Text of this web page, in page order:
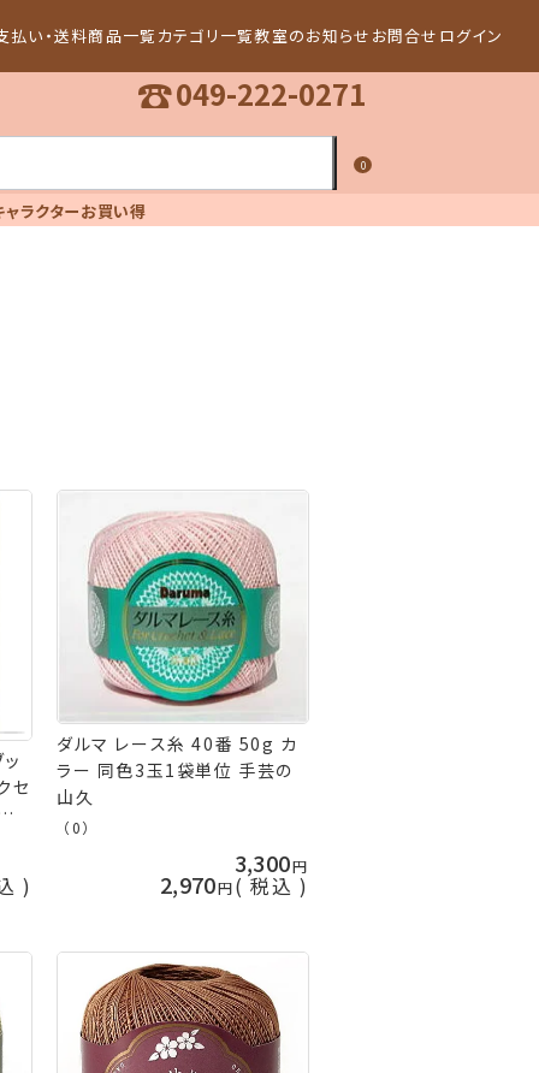
払い・送料商品一覧 カテゴリ一覧教室のお知らせ お問合せ ログイン
☎049-222-0271
0
ャラクターお買い得
セ
ダルマ レース糸 40番 50g カ
ラー 同色3玉1袋単位 手芸の
山久
（0）
3,300
2,970 税込